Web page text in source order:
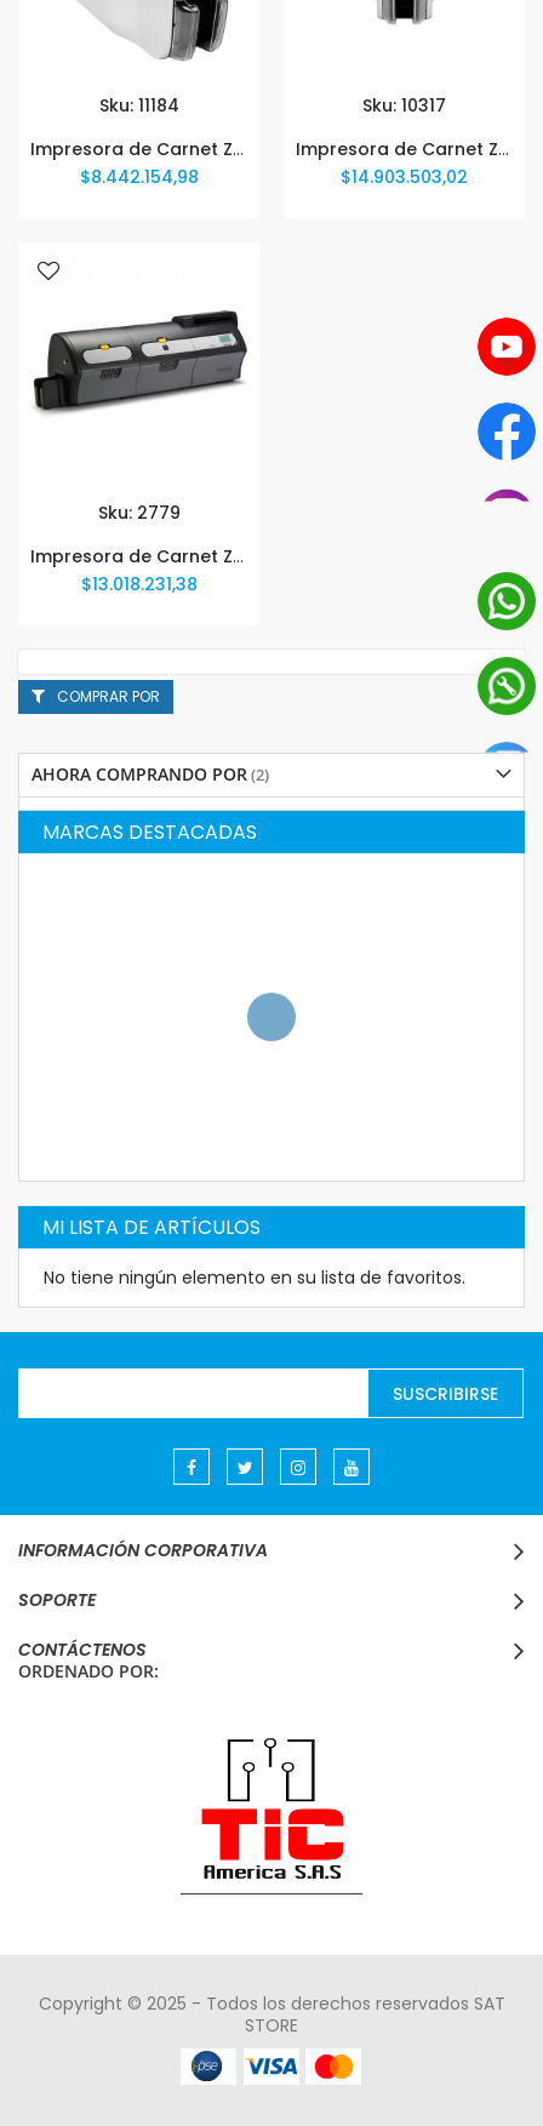
Sku: 11184
Impresora de Carnet Zebra ZC300 ZC32-000CQ00LA00
$8.442.154,98
Sku: 10317
Impresora de Carnet Zebra ZC32 ZC32-000C000LA00
$14.903.503,02
Sku: 2779
Impresora de Carnet Zebra ZXP Serie7 Z72 000C0000US00
$13.018.231,38
COMPRAR POR
AHORA COMPRANDO POR
MARCAS DESTACADAS
MI LISTA DE ARTÍCULOS
No tiene ningún elemento en su lista de favoritos.
boletín
SUSCRIBIRSE
INFORMACIÓN CORPORATIVA
SOPORTE
CONTÁCTENOS
ORDENADO POR:
Copyright © 2025 - Todos los derechos reservados SAT
STORE